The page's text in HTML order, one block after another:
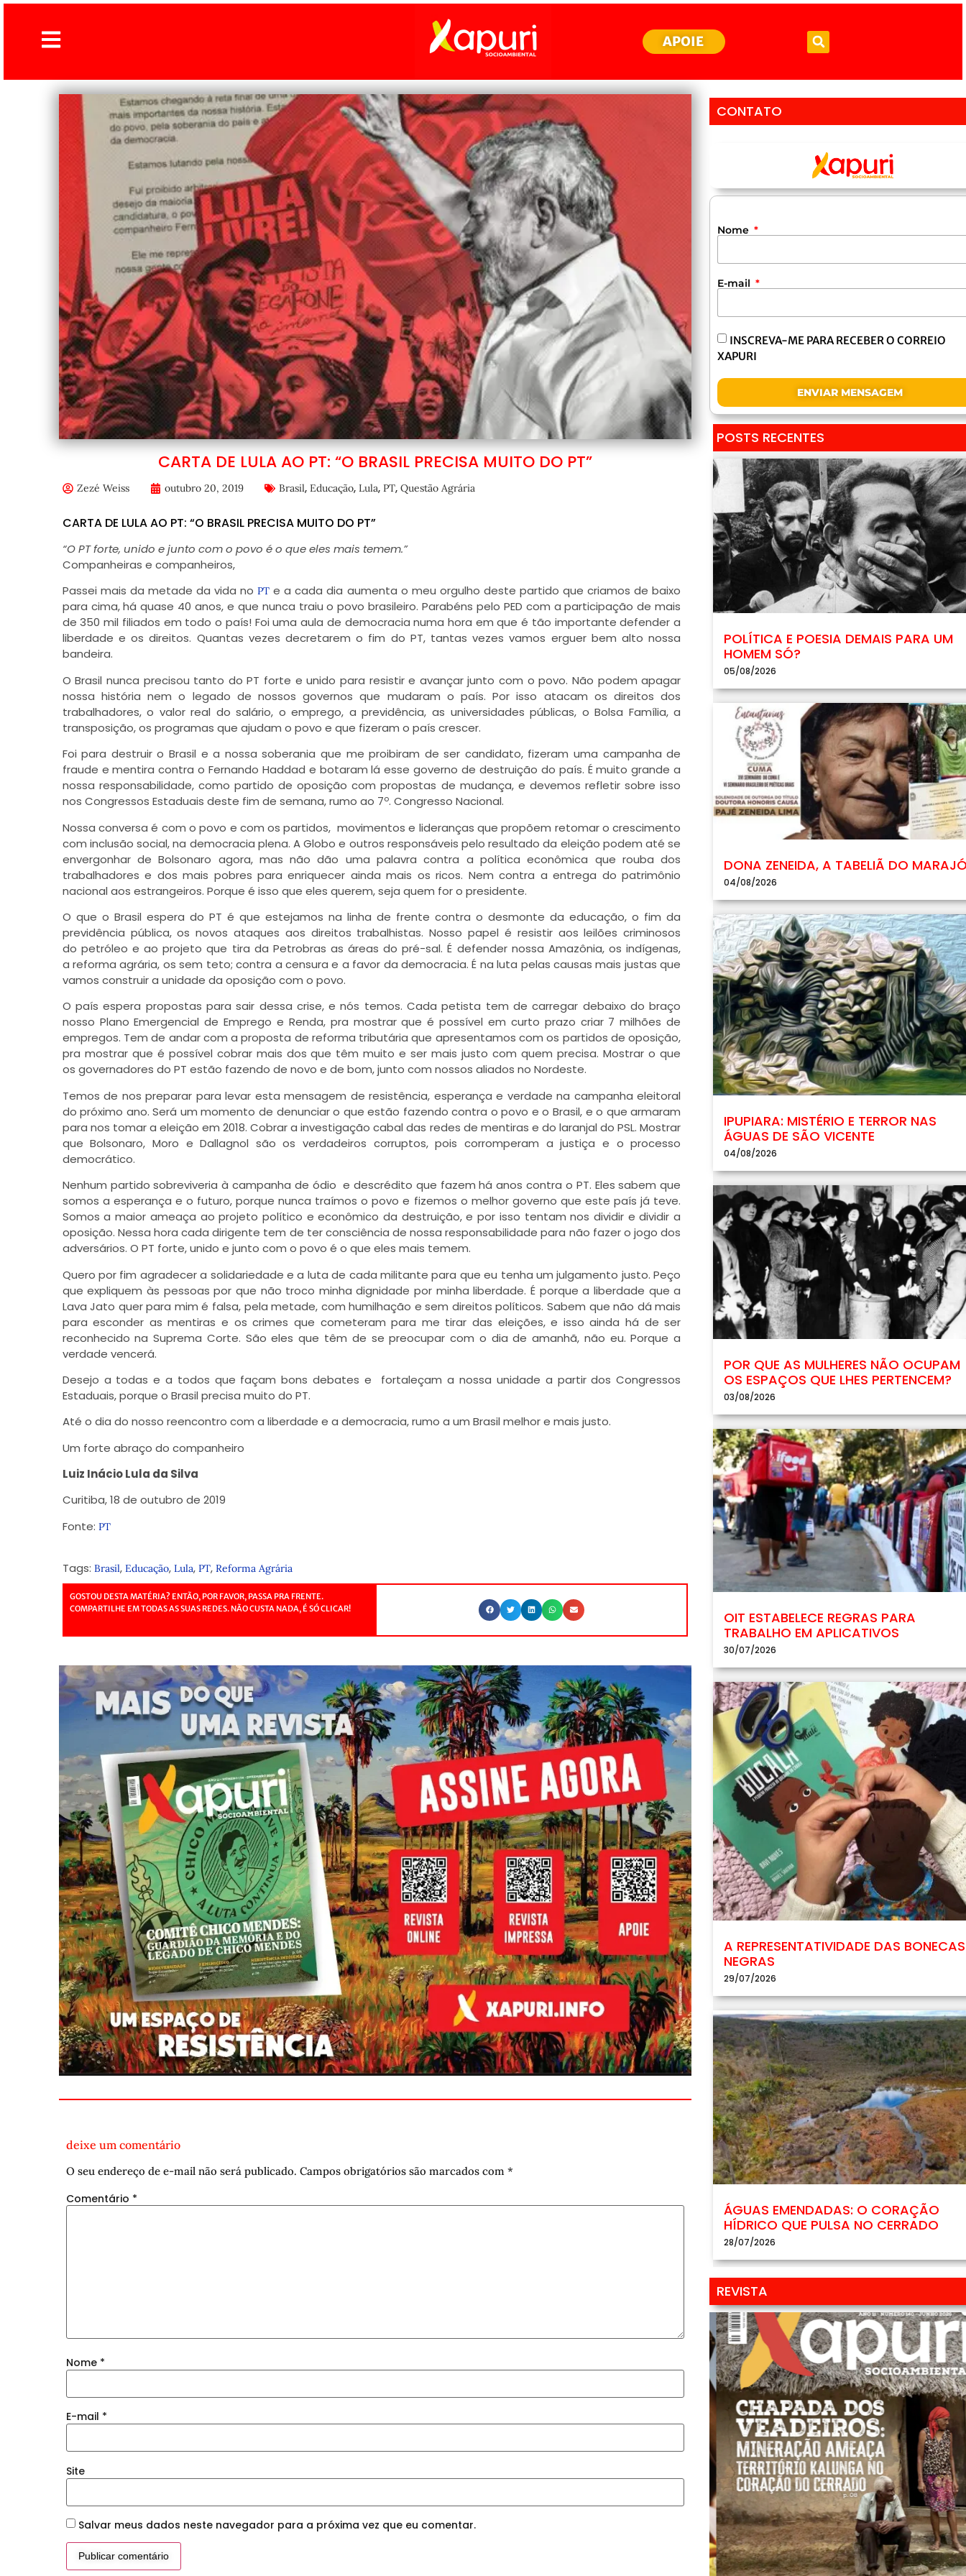
APOIE
CARTA DE LULA AO PT: “O BRASIL PRECISA MUITO DO PT”
Zezé Weiss outubro 20, 2019 Brasil, Educação, Lula, PT, Questão Agrária
CARTA DE LULA AO PT: “O BRASIL PRECISA MUITO DO PT”
“O PT forte, unido e junto com o povo é o que eles mais temem.”
Companheiras e companheiros,
Passei mais da metade da vida noPT e a cada dia aumenta o meu orgulho deste partido que criamos de baixo
para cima, há quase 40 anos, e que nunca traiu o povo brasileiro. Parabéns pelo PED com a participação de mais
de 350 mil filiados em todo o país! Foi uma aula de democracia numa hora em que é tão importante defender a
liberdade e os direitos. Quantas vezes decretarem o fim do PT, tantas vezes vamos erguer bem alto nossa
bandeira.
O Brasil nunca precisou tanto do PT forte e unido para resistir e avançar junto com o povo. Não podem apagar
nossa história nem o legado de nossos governos que mudaram o país. Por isso atacam os direitos dos
trabalhadores, o valor real do salário, o emprego, a previdência, as universidades públicas, o Bolsa Família, a
transposição, os programas que ajudam o povo e que fizeram o país crescer.
Foi para destruir o Brasil e a nossa soberania que me proibiram de ser candidato, fizeram uma campanha de
fraude e mentira contra o Fernando Haddad e botaram lá esse governo de destruição do país. É muito grande a
nossa responsabilidade, como partido de oposição com propostas de mudança, e devemos refletir sobre isso
nos Congressos Estaduais deste fim de semana, rumo ao 7o. Congresso Nacional.
Nossa conversa é com o povo e com os partidos, movimentos e lideranças que propõem retomar o crescimento
com inclusão social, na democracia plena. A Globo e outros responsáveis pelo resultado da eleição podem até se
envergonhar de Bolsonaro agora, mas não dão uma palavra contra a política econômica que rouba dos
trabalhadores e dos mais pobres para enriquecer ainda mais os ricos. Nem contra a entrega do patrimônio
nacional aos estrangeiros. Porque é isso que eles querem, seja quem for o presidente.
O que o Brasil espera do PT é que estejamos na linha de frente contra o desmonte da educação, o fim da
previdência pública, os novos ataques aos direitos trabalhistas. Nosso papel é resistir aos leilões criminosos
do petróleo e ao projeto que tira da Petrobras as áreas do pré-sal. É defender nossa Amazônia, os indígenas,
a reforma agrária, os sem teto; contra a censura e a favor da democracia. É na luta pelas causas mais justas que
vamos construir a unidade da oposição com o povo.
O país espera propostas para sair dessa crise, e nós temos. Cada petista tem de carregar debaixo do braço
nosso Plano Emergencial de Emprego e Renda, pra mostrar que é possível em curto prazo criar 7 milhões de
empregos. Tem de andar com a proposta de reforma tributária que apresentamos com os partidos de oposição,
pra mostrar que é possível cobrar mais dos que têm muito e ser mais justo com quem precisa. Mostrar o que
os governadores do PT estão fazendo de novo e de bom, junto com nossos aliados no Nordeste.
Temos de nos preparar para levar esta mensagem de resistência, esperança e verdade na campanha eleitoral
do próximo ano. Será um momento de denunciar o que estão fazendo contra o povo e o Brasil, e o que armaram
para nos tomar a eleição em 2018. Cobrar a investigação cabal das redes de mentiras e do laranjal do PSL. Mostrar
que Bolsonaro, Moro e Dallagnol são os verdadeiros corruptos, pois corromperam a justiça e o processo
democrático.
Nenhum partido sobreviveria à campanha de ódio e descrédito que fazem há anos contra o PT. Eles sabem que
somos a esperança e o futuro, porque nunca traímos o povo e fizemos o melhor governo que este país já teve.
Somos a maior ameaça ao projeto político e econômico da destruição, e por isso tentam nos dividir e dividir a
oposição. Nessa hora cada dirigente tem de ter consciência de nossa responsabilidade para não fazer o jogo dos
adversários. O PT forte, unido e junto com o povo é o que eles mais temem.
Quero por fim agradecer a solidariedade e a luta de cada militante para que eu tenha um julgamento justo. Peço
que expliquem às pessoas por que não troco minha dignidade por minha liberdade. É porque a liberdade que a
Lava Jato quer para mim é falsa, pela metade, com humilhação e sem direitos políticos. Sabem que não dá mais
para esconder as mentiras e os crimes que cometeram para me tirar das eleições, e isso ainda há de ser
reconhecido na Suprema Corte. São eles que têm de se preocupar com o dia de amanhã, não eu. Porque a
verdade vencerá.
Desejo a todas e a todos que façam bons debates e
fortaleçam a nossa unidade a partir dos Congressos
Estaduais, porque o Brasil precisa muito do PT.
Até o dia do nosso reencontro com a liberdade e a democracia, rumo a um Brasil melhor e mais justo.
Um forte abraço do companheiro
Luiz Inácio Lula da Silva
Curitiba, 18 de outubro de 2019
Fonte: PT
Tags: Brasil, Educação, Lula, PT, Reforma Agrária
GOSTOU DESTA MATÉRIA? ENTÃO, POR FAVOR, PASSA PRA FRENTE.
COMPARTILHE EM TODAS AS SUAS REDES. NÃO CUSTA NADA, É SÓ CLICAR!
deixe um comentário
O seu endereço de e-mail não será publicado. Campos obrigatórios são marcados com *
Comentário *
Nome *
E-mail *
Site
Salvar meus dados neste navegador para a próxima vez que eu comentar.
CONTATO
Nome
E-mail
INSCREVA-ME PARA RECEBER O CORREIO
XAPURI
ENVIAR MENSAGEM
POSTS RECENTES
POLÍTICA E POESIA DEMAIS PARA UM
HOMEM SÓ?
05/08/2026
DONA ZENEIDA, A TABELIÃ DO
04/08/2026
IPUPIARA: MISTÉRIO E TERROR NAS
ÁGUAS DE SÃO VICENTE
04/08/2026
POR QUE AS MULHERES NÃO OCUPAM
OS ESPAÇOS QUE LHES PERTENCEM?
03/08/2026
OIT ESTABELECE REGRAS PARA
TRABALHO EM APLICATIVOS
30/07/2026
A REPRESENTATIVIDADE DAS BONECAS
NEGRAS
29/07/2026
ÁGUAS EMENDADAS: O CORAÇÃO
HÍDRICO QUE PULSA NO CERRADO
28/07/2026
REVISTA